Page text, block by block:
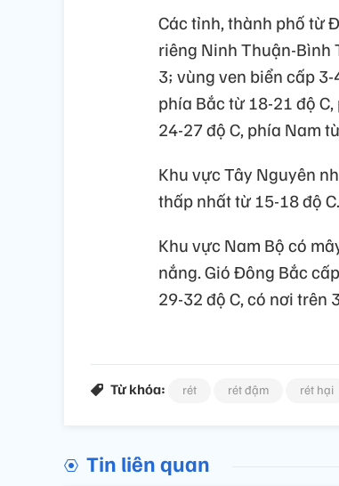
Các tỉnh, thành phố từ
riêng Ninh Thuận-Bình
3; vùng ven biển cấp
phía Bắc từ 18-21 độ
24-27 độ C, phía Nam
Khu vực Tây Nguyên
thấp nhất từ 15-18 độ
Khu vực Nam Bộ có
nắng. Gió Đông Bắc
29-32 độ C, có nơi trên
Từ khóa: rét rét đậm rét hại
Tin liên quan